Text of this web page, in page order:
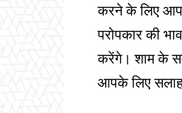
करने के लिए
परोपकार की
करेंगे। शाम के
आपके लिए